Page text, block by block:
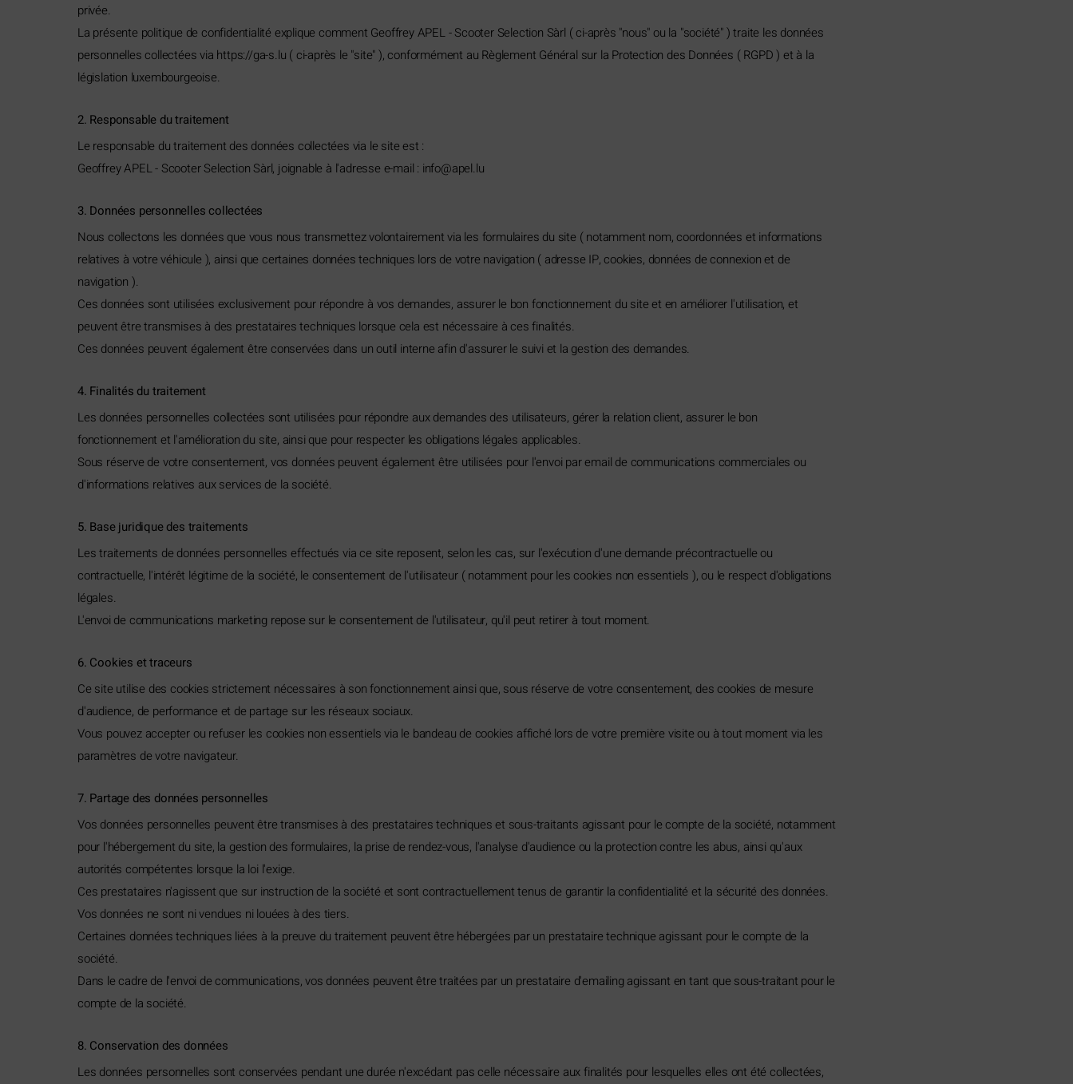
privée.
La présente politique de confidentialité explique comment Geoffrey APEL - Scooter Selection Sàrl ( ci-après "nous" ou la "société" ) traite les données
personnelles collectées via https://ga-s.lu ( ci-après le "site" ), conformément au Règlement Général sur la Protection des Données ( RGPD ) et à la
législation luxembourgeoise.
2. Responsable du traitement
Le responsable du traitement des données collectées via le site est :
Geoffrey APEL - Scooter Selection Sàrl, joignable à l'adresse e-mail :
ul.le
pa@of
ni
3. Données personnelles collectées
Nous collectons les données que vous nous transmettez volontairement via les formulaires du site ( notamment nom, coordonnées et informations
relatives à votre véhicule ), ainsi que certaines données techniques lors de votre navigation ( adresse IP, cookies, données de connexion et de
navigation ).
Ces données sont utilisées exclusivement pour répondre à vos demandes, assurer le bon fonctionnement du site et en améliorer l'utilisation, et
peuvent être transmises à des prestataires techniques lorsque cela est nécessaire à ces finalités.
Ces données peuvent également être conservées dans un outil interne afin d'assurer le suivi et la gestion des demandes.
4. Finalités du traitement
Les données personnelles collectées sont utilisées pour répondre aux demandes des utilisateurs, gérer la relation client, assurer le bon
fonctionnement et l'amélioration du site, ainsi que pour respecter les obligations légales applicables.
Sous réserve de votre consentement, vos données peuvent également être utilisées pour l'envoi par email de communications commerciales ou
d'informations relatives aux services de la société.
5. Base juridique des traitements
Les traitements de données personnelles effectués via ce site reposent, selon les cas, sur l'exécution d'une demande précontractuelle ou
contractuelle, l'intérêt légitime de la société, le consentement de l'utilisateur ( notamment pour les cookies non essentiels ), ou le respect d'obligations
légales.
L'envoi de communications marketing repose sur le consentement de l'utilisateur, qu'il peut retirer à tout moment.
6. Cookies et traceurs
Ce site utilise des cookies strictement nécessaires à son fonctionnement ainsi que, sous réserve de votre consentement, des cookies de mesure
d'audience, de performance et de partage sur les réseaux sociaux.
Vous pouvez accepter ou refuser les cookies non essentiels via le bandeau de cookies affiché lors de votre première visite ou à tout moment via les
paramètres de votre navigateur.
7. Partage des données personnelles
Vos données personnelles peuvent être transmises à des prestataires techniques et sous-traitants agissant pour le compte de la société, notamment
pour l'hébergement du site, la gestion des formulaires, la prise de rendez-vous, l'analyse d'audience ou la protection contre les abus, ainsi qu'aux
autorités compétentes lorsque la loi l'exige.
Ces prestataires n'agissent que sur instruction de la société et sont contractuellement tenus de garantir la confidentialité et la sécurité des données.
Vos données ne sont ni vendues ni louées à des tiers.
Certaines données techniques liées à la preuve du traitement peuvent être hébergées par un prestataire technique agissant pour le compte de la
société.
Dans le cadre de l'envoi de communications, vos données peuvent être traitées par un prestataire d'emailing agissant en tant que sous-traitant pour le
compte de la société.
8. Conservation des données
Les données personnelles sont conservées pendant une durée n'excédant pas celle nécessaire aux finalités pour lesquelles elles ont été collectées,